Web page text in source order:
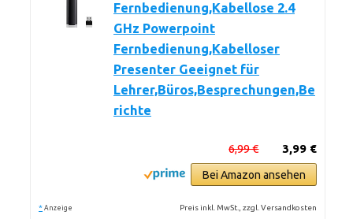
Fernbedienung,Kabellose 2.4
GHz Powerpoint
Fernbedienung,Kabelloser
Presenter Geeignet für
Lehrer,Büros,Besprechungen,Be
richte
3,99 €
6,99 €
Bei Amazon ansehen
* Anzeige Preis inkl. MwSt., zzgl. Versandkosten